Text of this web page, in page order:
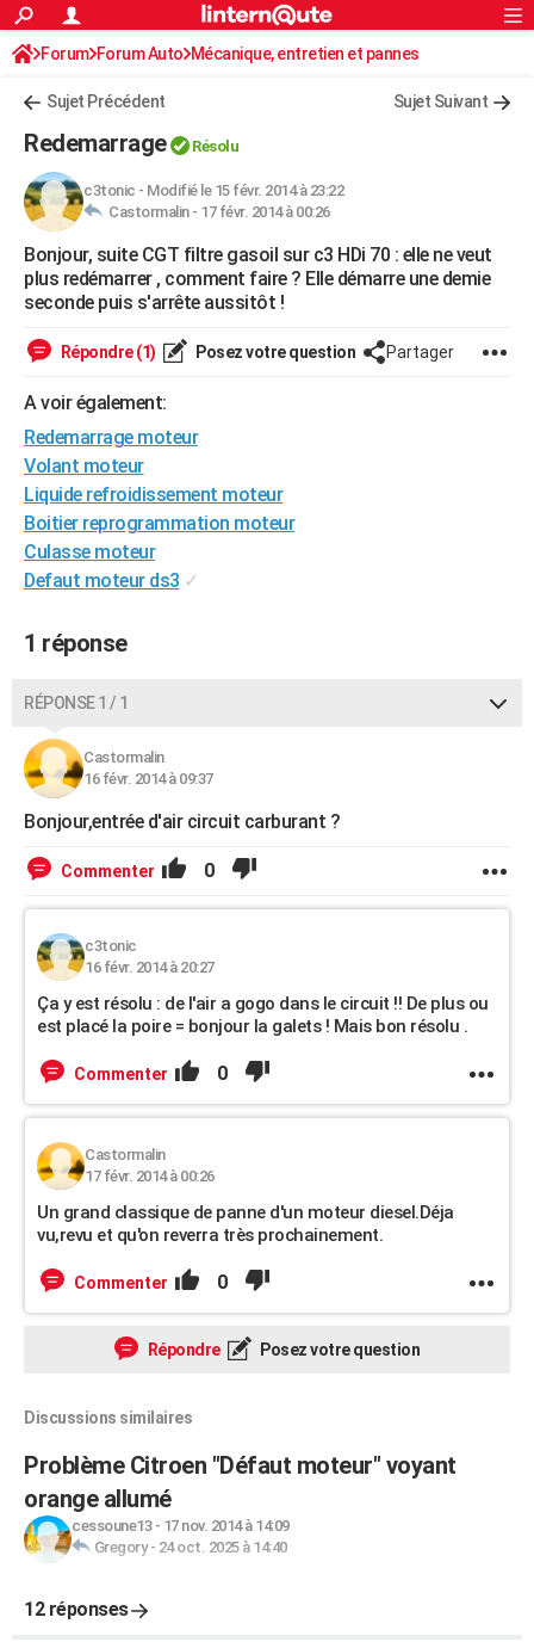
ACTUALITÉS
Politique
Société
Faits Divers
Education
Monde
Villes
+
FINANCE
Retraite
Impôts
Epargne
Immobilier
Risques naturels par ville
Banque
Assurance
Crédit
AUTO
Essais
Réserver un essai
Citadines
Berlines
SUV
Forum auto
+HIGH-TECH
Mobiles
Meilleur smartphone
Internet
Ordinateurs
Jeux vidéo
Guide high-tech
+
Forum
Aménagement intérieur
Extérieur
Cuisine
Salle de bains
Jardinage
Rangement
WEEK-END
Guides de France
Escapades
Patrimoine
Expositions
Musées
Week-end nature
+LIFESTYLE
Art de vivre
Bien-être
Loisirs
Mode
Modes de vie
SANTE
Alimentation
Guide de la santé
Maladies
Médicaments
Sommeil
VOYAGE
Destinations
City break
Voyage nature
Voyage de noces
Forum
Climat
+PHOTO
BONS PLANS
CARTE DE VOEUX
Carte de Noël
Carte Bonne année
Carte Saint-Valentin
Carte Pâques
Carte d'anniversaire
DICTIONNAIRE
Dictionnaire
Biographies
Citations
Expressions
Proverbes
COPAINS D'AVANT
FORUM
Bricolage
Lifestyle
Culture
Sport
Auto
Television
Voyage
Cinema
Rechercher
S'inscrire
Connexion
Forum Forum Auto Mécanique, entretien et pannes
Sujet Précédent Sujet Suivant
Redemarrage Résolu
c3tonic - Modifié le 15 févr. 2014 à 23:22
Castormalin - 17 févr. 2014 à 00:26
Bonjour, suite CGT filtre gasoil sur c3 HDi 70 : elle ne veut
plus redémarrer , comment faire ? Elle démarre une demie
seconde puis s'arrête aussitôt !
Répondre (1) Posez votre question Partager
A voir également:
Redemarrage moteur
Volant moteur
Liquide refroidissement moteur
Boitier reprogrammation moteur
Culasse moteur
Defaut moteur ds3 ✓
1 réponse
RÉPONSE 1 / 1
Castormalin
16 févr. 2014 à 09:37
Bonjour,entrée d'air circuit carburant ?
Commenter 0
c3tonic
16 févr. 2014 à 20:27
Ça y est résolu : de l'air a gogo dans le circuit !! De plus ou
est placé la poire = bonjour la galets ! Mais bon résolu .
Commenter 0
Castormalin
17 févr. 2014 à 00:26
Un grand classique de panne d'un moteur diesel.Déja
vu,revu et qu'on reverra très prochainement.
Commenter 0
Répondre Posez votre question
Discussions similaires
Problème Citroen "Défaut moteur" voyant
orange allumé
cessoune13- 17 nov. 2014 à 14:09
Gregory- 24 oct. 2025 à 14:40
12 réponses